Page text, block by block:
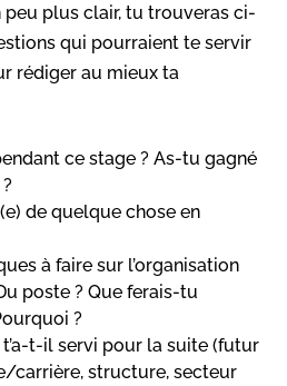
peu plus clair, tu trouveras ci-
qui pourraient te servir
rédiger au mieux ta
ce stage ? As-tu gagné
de quelque chose en
à faire sur l’organisation
poste ? Que ferais-tu
?
t-il servi pour la suite (futur
carrière, structure, secteur